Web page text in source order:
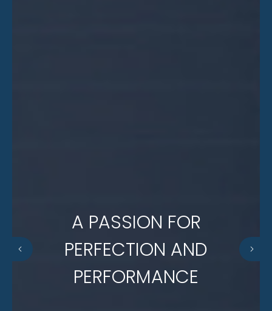
A PASSION FOR
PERFECTION AND
PERFORMANCE